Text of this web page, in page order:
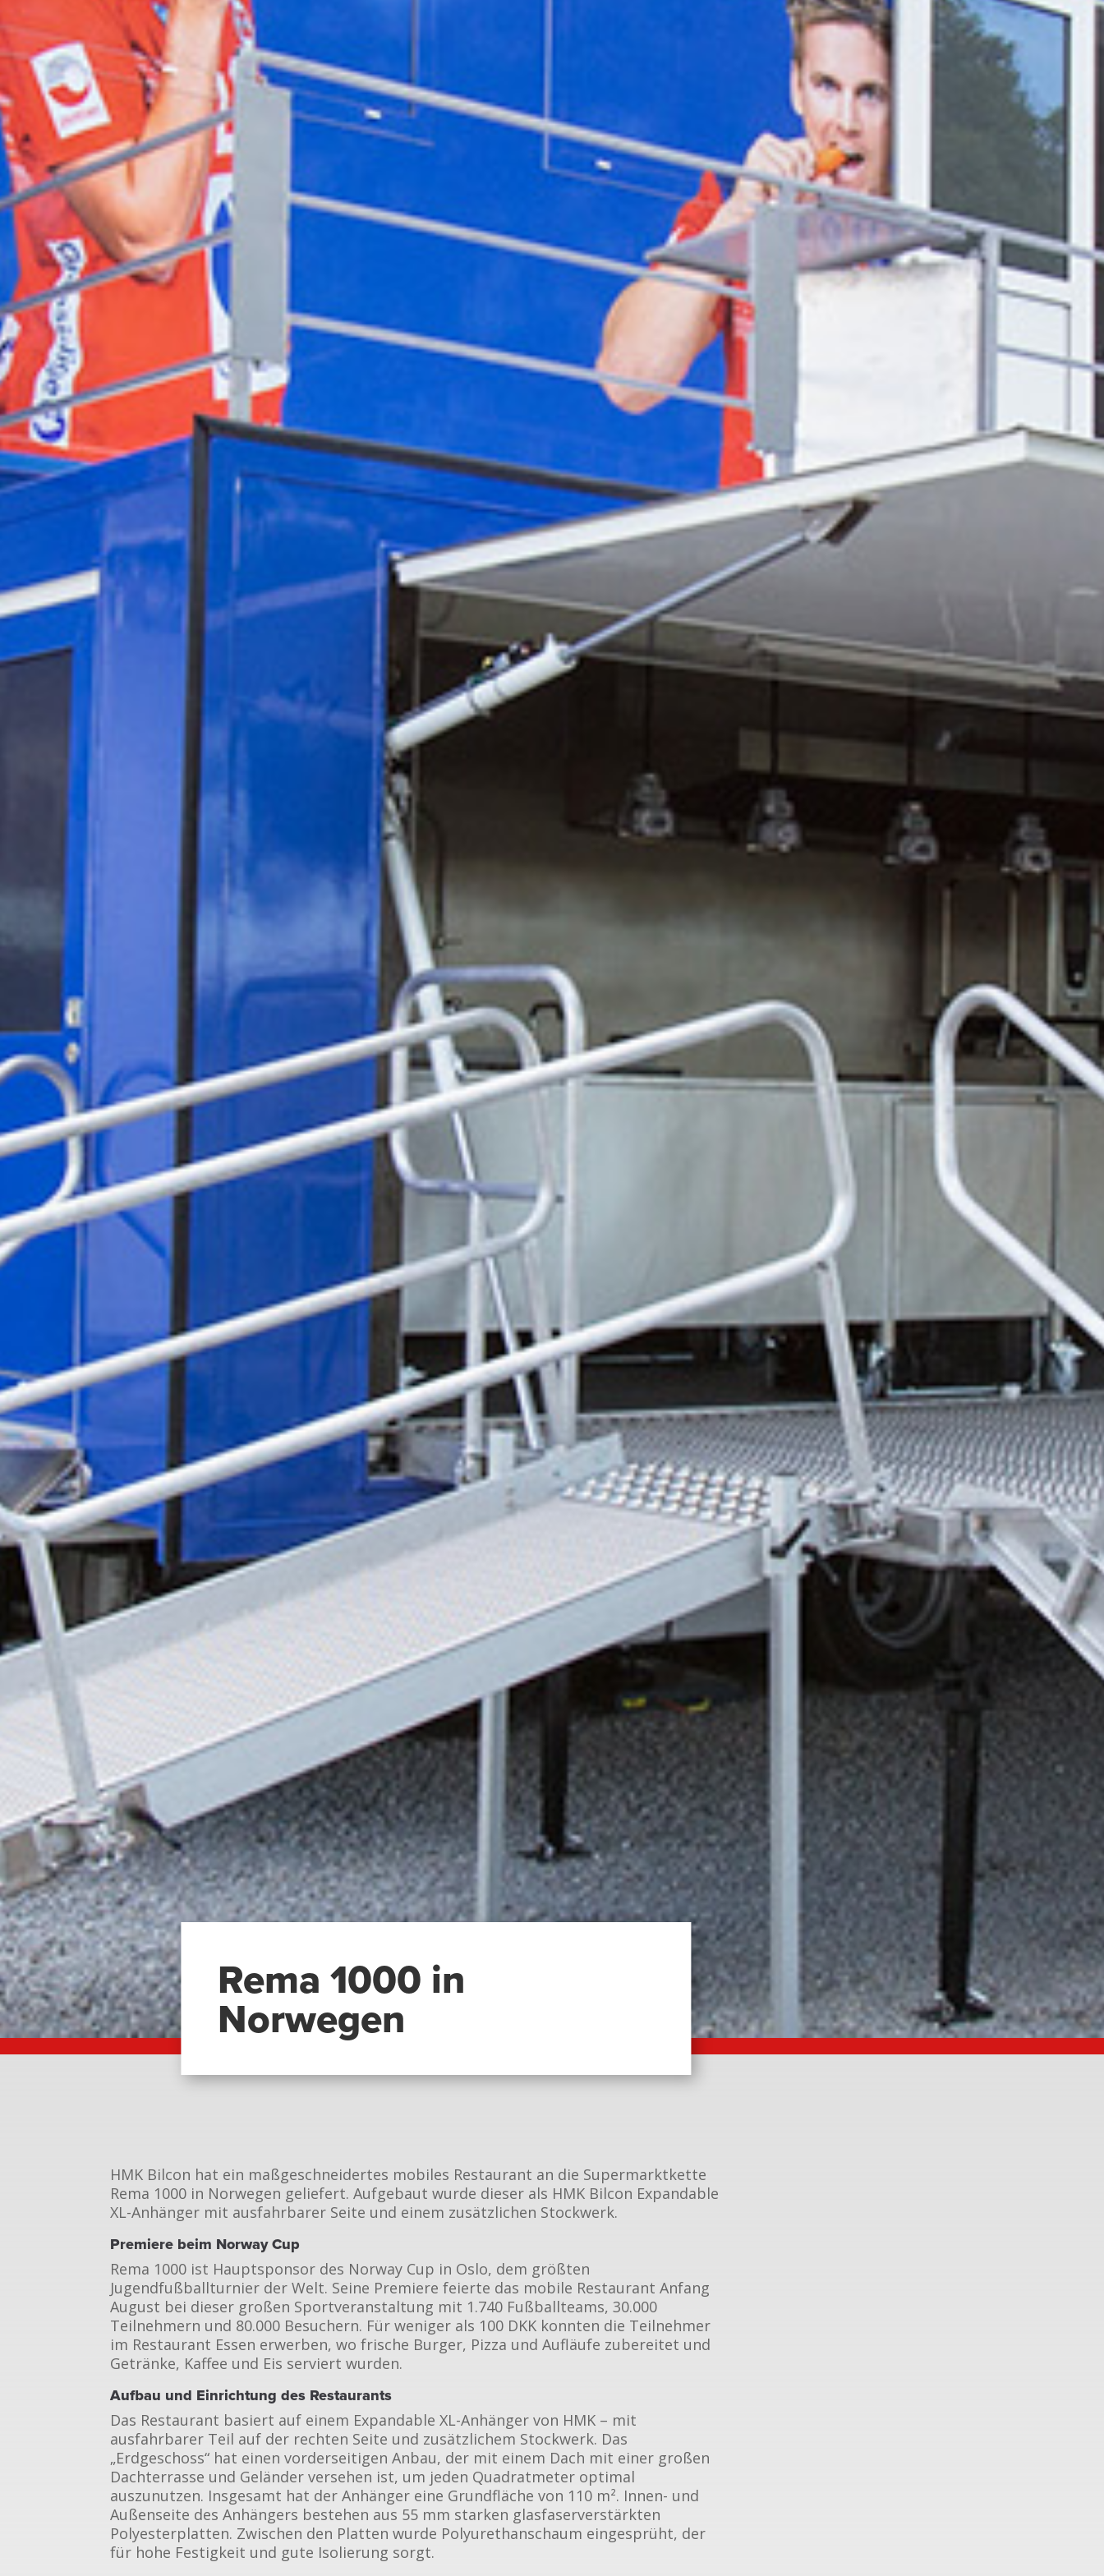
Rema 1000 in
Norwegen
HMK Bilcon hat ein maßgeschneidertes mobiles Restaurant an die Supermarktkette
Rema 1000 in Norwegen geliefert. Aufgebaut wurde dieser als HMK Bilcon Expandable
XL-Anhänger mit ausfahrbarer Seite und einem zusätzlichen Stockwerk.
Premiere beim Norway Cup
Rema 1000 ist Hauptsponsor des Norway Cup in Oslo, dem größten
Jugendfußballturnier der Welt. Seine Premiere feierte das mobile Restaurant Anfang
August bei dieser großen Sportveranstaltung mit 1.740 Fußballteams, 30.000
Teilnehmern und 80.000 Besuchern. Für weniger als 100 DKK konnten die Teilnehmer
im Restaurant Essen erwerben, wo frische Burger, Pizza und Aufläufe zubereitet und
Getränke, Kaffee und Eis serviert wurden.
Aufbau und Einrichtung des Restaurants
Das Restaurant basiert auf einem Expandable XL-Anhänger von HMK – mit
ausfahrbarer Teil auf der rechten Seite und zusätzlichem Stockwerk. Das
„Erdgeschoss“ hat einen vorderseitigen Anbau, der mit einem Dach mit einer großen
Dachterrasse und Geländer versehen ist, um jeden Quadratmeter optimal
auszunutzen. Insgesamt hat der Anhänger eine Grundfläche von 110 m². Innen- und
Außenseite des Anhängers bestehen aus 55 mm starken glasfaserverstärkten
Polyesterplatten. Zwischen den Platten wurde Polyurethanschaum eingesprüht, der
für hohe Festigkeit und gute Isolierung sorgt.